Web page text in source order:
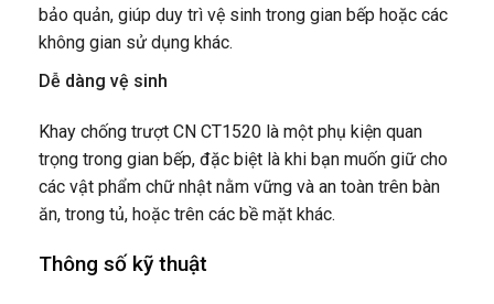
bảo quản, giúp duy trì vệ sinh trong gian bếp hoặc các
không gian sử dụng khác.
Dễ dàng vệ sinh
Khay chống trượt CN CT1520 là một phụ kiện quan
trọng trong gian bếp, đặc biệt là khi bạn muốn giữ cho
các vật phẩm chữ nhật nằm vững và an toàn trên bàn
ăn, trong tủ, hoặc trên các bề mặt khác.
Thông số kỹ thuật